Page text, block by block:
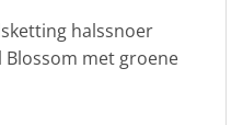
halssnoer
met groene